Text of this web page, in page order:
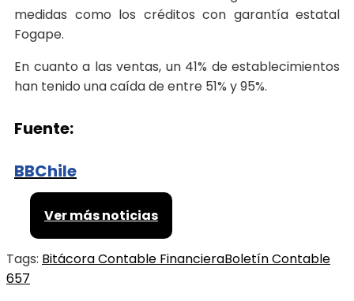
medidas como los créditos con garantía estatal
Fogape.
En cuanto a las ventas, un 41% de establecimientos
han tenido una caída de entre 51% y 95%.
Fuente:
BBChile
Ver más noticias
Tags: Bitácora Contable FinancieraBoletín Contable
657